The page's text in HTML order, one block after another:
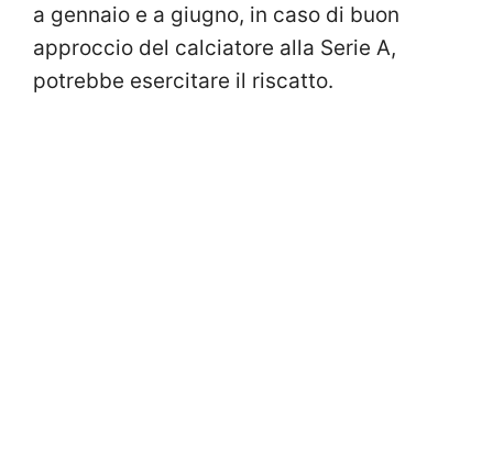
a gennaio e a giugno, in caso di buon
approccio del calciatore alla Serie A,
potrebbe esercitare il riscatto.